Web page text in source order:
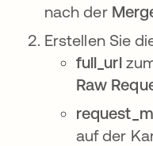
nach der
Erstellen Sie
full_url
Raw
auf der